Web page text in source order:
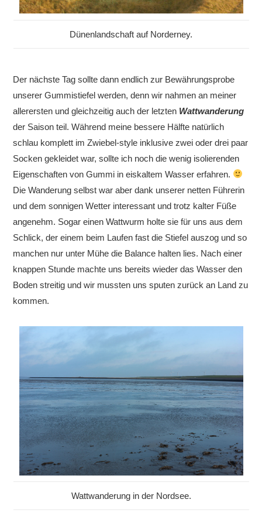
Dünenlandschaft auf Norderney.
Der nächste Tag sollte dann endlich zur Bewährungsprobe
unserer Gummistiefel werden, denn wir nahmen an meiner
allerersten und gleichzeitig auch der letzten Wattwanderung
der Saison teil. Während meine bessere Hälfte natürlich
schlau komplett im Zwiebel-style inklusive zwei oder drei paar
Socken gekleidet war, sollte ich noch die wenig isolierenden
Eigenschaften von Gummi in eiskaltem Wasser erfahren.
Die Wanderung selbst war aber dank unserer netten Führerin
und dem sonnigen Wetter interessant und trotz kalter Füße
angenehm. Sogar einen Wattwurm holte sie für uns aus dem
Schlick, der einem beim Laufen fast die Stiefel auszog und so
manchen nur unter Mühe die Balance halten lies. Nach einer
knappen Stunde machte uns bereits wieder das Wasser den
Boden streitig und wir mussten uns sputen zurück an Land zu
kommen.
Wattwanderung in der Nordsee.